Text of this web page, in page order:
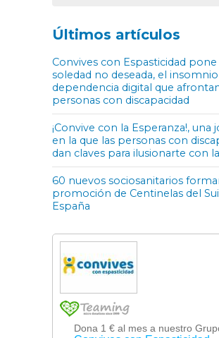
Últimos artículos
Convives con Espasticidad pone
soledad no deseada, el
dependencia digital que
personas con discapacidad
¡Convive con la Esperanza!, una
en la que las personas con
dan claves para ilusionarte con
60 nuevos sociosanitarios
promoción de Centinelas del
España